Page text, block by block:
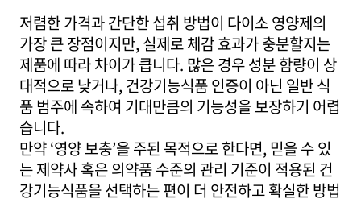
저렴한 가격과 간단한 섭취 방법이 다이소 영양제의
가장 큰 장점이지만, 실제로 체감 효과가 충분할지는
제품에 따라 차이가 큽니다. 많은 경우 성분 함량이 상
대적으로 낮거나, 건강기능식품 인증이 아닌 일반 식
품 범주에 속하여 기대만큼의 기능성을 보장하기 어렵
습니다.
만약 ‘영양 보충’을 주된 목적으로 한다면, 믿을 수 있
는 제약사 혹은 의약품 수준의 관리 기준이 적용된 건
강기능식품을 선택하는 편이 더 안전하고 확실한 방법